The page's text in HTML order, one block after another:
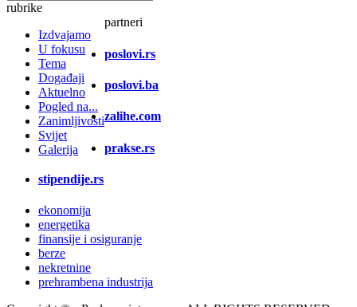
rubrike
Izdvajamo
U fokusu
Tema
Događaji
Aktuelno
Pogled na...
Zanimljivosti
Svijet
Galerija
partneri
poslovi.rs
poslovi.ba
zalihe.com
prakse.rs
stipendije.rs
ekonomija
energetika
finansije i osiguranje
berze
nekretnine
prehrambena industrija